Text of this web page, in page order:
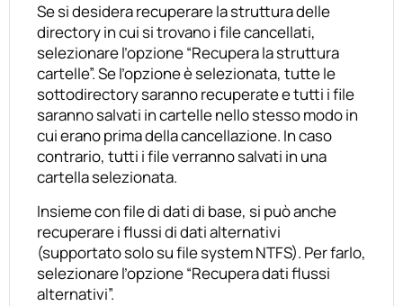
Se si desidera recuperare la struttura delle
directory in cui si trovano i file cancellati,
selezionare l’opzione “Recupera la struttura
cartelle”. Se l’opzione è selezionata, tutte le
sottodirectory saranno recuperate e tutti i file
saranno salvati in cartelle nello stesso modo in
cui erano prima della cancellazione. In caso
contrario, tutti i file verranno salvati in una
cartella selezionata.
Insieme con file di dati di base, si può anche
recuperare i flussi di dati alternativi
(supportato solo su file system NTFS). Per farlo,
selezionare l’opzione “Recupera dati flussi
alternativi”.